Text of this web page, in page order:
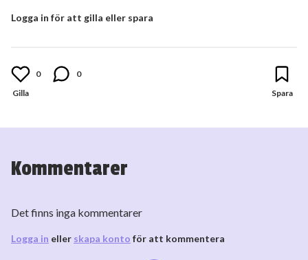
Logga in för att gilla eller spara
0 0
Kommentarer
Det finns inga kommentarer
Logga in eller skapa konto för att kommentera